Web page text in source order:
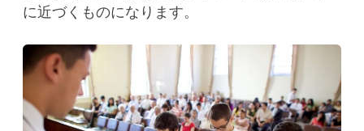
に近づくものになります。